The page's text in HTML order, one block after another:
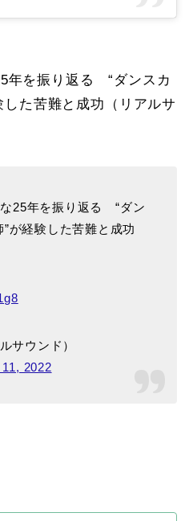
年を振り返る “ダンスカ
た苦難と成功（リアルサ
25年を振り返る “ダン
が経験した苦難と成功
サウンド）
2022